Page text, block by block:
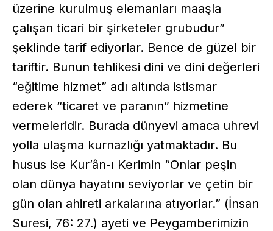
üzerine kurulmuş elemanları maaşla
çalışan ticari bir şirketeler grubudur”
şeklinde tarif ediyorlar. Bence de güzel bir
tariftir. Bunun tehlikesi dini ve dini değerleri
“eğitime hizmet” adı altında istismar
ederek “ticaret ve paranın” hizmetine
vermeleridir. Burada dünyevi amaca uhrevi
yolla ulaşma kurnazlığı yatmaktadır. Bu
husus ise Kur’ân-ı Kerimin “Onlar peşin
olan dünya hayatını seviyorlar ve çetin bir
gün olan ahireti arkalarına atıyorlar.” (İnsan
Suresi, 76: 27.) ayeti ve Peygamberimizin